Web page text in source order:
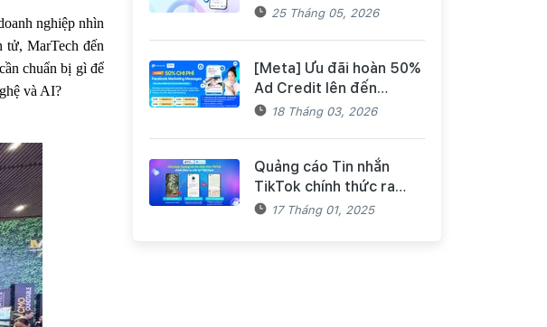
nghiệp nhìn
MarTech đến
chuẩn bị gì để
và AI?
Facebook Messenger
25 Tháng 05, 2026
[Meta] Ưu đãi hoàn 50%
Ad Credit lên đến
$3000 khi triển khai
khách hàng Haravan
18 Tháng 03, 2026
Quảng cáo Tin nhắn
TikTok chính thức ra
mắt tại Việt Nam - Bùng
17 Tháng 01, 2025